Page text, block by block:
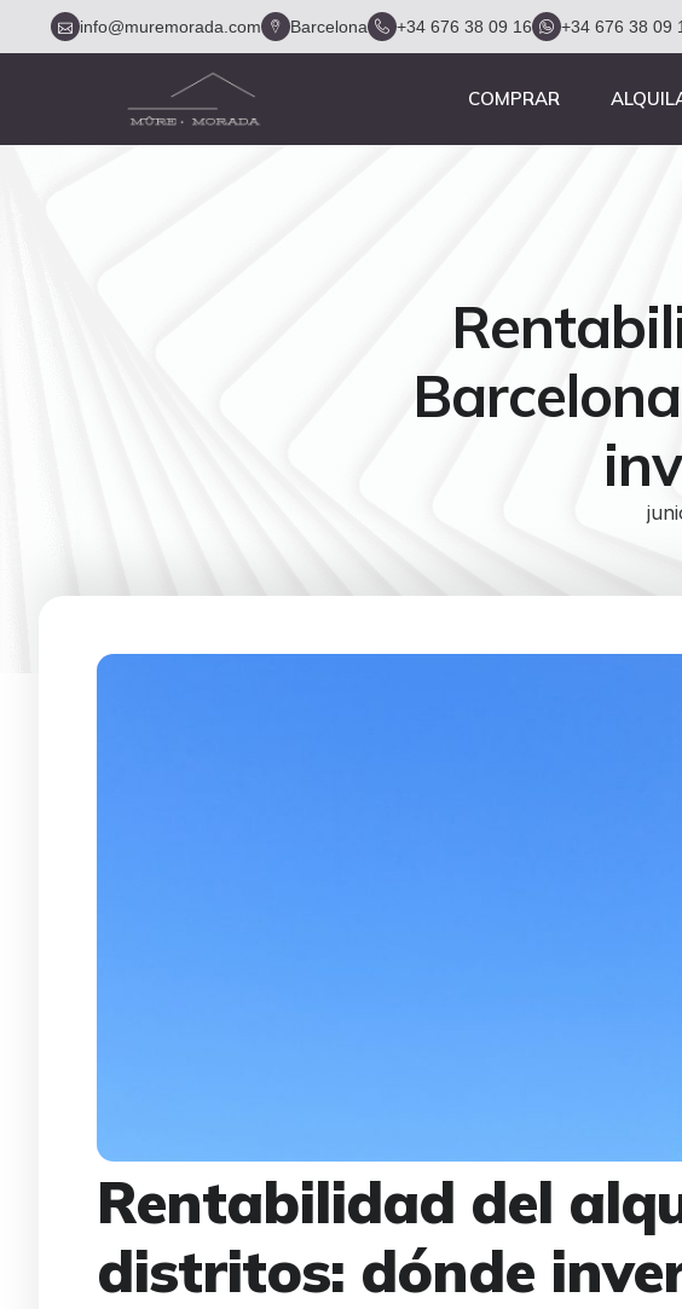
info@muremorada.com Barcelona +34 676 38 09 16 +34 676 38 09
COMPRAR
Rentabilidad del
distritos: dónde